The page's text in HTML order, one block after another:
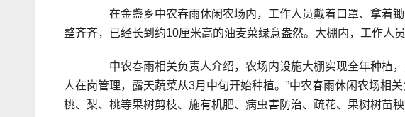
在金盏乡中农春雨休闲农场内，工作人员戴着口罩、拿着锄
整齐齐，已经长到约10厘米高的油麦菜绿意盎然。大棚内，工作人
中农春雨相关负责人介绍，农场内设施大棚实现全年种植，
人在岗管理，露天蔬菜从3月中旬开始种植。”中农春雨休闲农场相
桃、梨、桃等果树剪枝、施有机肥、病虫害防治、疏花、果树树苗